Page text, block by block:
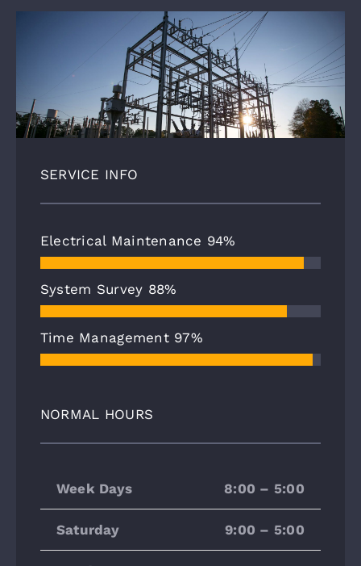
SERVICE INFO
Electrical Maintenance 94%
System Survey 88%
Time Management 97%
NORMAL HOURS
Week Days 8:00 – 5:00
Saturday 9:00 – 5:00